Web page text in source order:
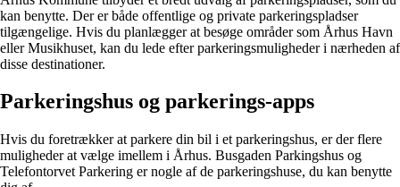
kan benytte. Der er både offentlige og private parkeringspladser
tilgængelige. Hvis du planlægger at besøge områder som Århus Havn
eller Musikhuset, kan du lede efter parkeringsmuligheder i nærheden af
disse destinationer.
Parkeringshus og parkerings-apps
Hvis du foretrækker at parkere din bil i et parkeringshus, er der flere
muligheder at vælge imellem i Århus. Busgaden Parkingshus og
Telefontorvet Parkering er nogle af de parkeringshuse, du kan benytte